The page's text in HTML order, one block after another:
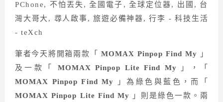
筆者今天將開箱兩款「MOMAX Pinpop Find My 」
及一款「 MOMAX Pinpop Lite Find My 」，「
MOMAX Pinpop Find My 」為綠色與藍色，而「
MOMAX Pinpop Lite Find My 」則是綠色一款。兩